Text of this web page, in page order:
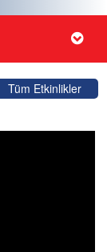
Tüm Etkinlikler